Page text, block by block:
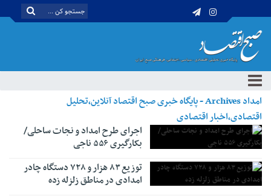
امداد Archives - پایگاه خبری صبح اقتصاد آنلاین،تحلیل
اقتصادی،اخبار اقتصادی
اجرای طرح امداد و نجات ساحلی/
بکارگیری ۵۵۶ ناجی
توزیع ۸۳ هزار و ۷۲۸ دستگاه چادر
امدادی در مناطق زلزله زده